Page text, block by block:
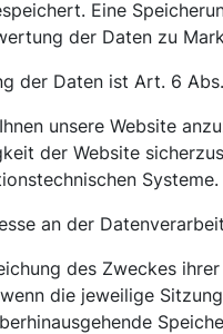
Eine
der Daten zu
der Daten ist Art. 6
unsere Website
der Website
Systeme.
an der
des Zweckes
die jeweilige